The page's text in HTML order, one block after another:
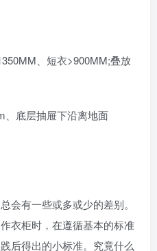
、短衣>900MM;叠放
、底层抽屉下沿离地面
会有一些或多或少的差别。
衣柜时，在遵循基本的标准
后得出的小标准。究竟什么